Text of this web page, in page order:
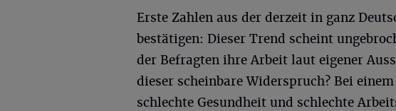
Erste Zahlen aus der derzeit in ganz
bestätigen: Dieser Trend scheint
der Befragten ihre Arbeit laut eigener
dieser scheinbare Widerspruch? Bei
schlechte Gesundheit und schlechte